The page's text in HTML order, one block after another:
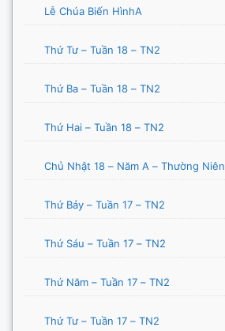
Lễ Chúa Biến HìnhA
Thứ Tư – Tuần 18 – TN2
Thứ Ba – Tuần 18 – TN2
Thứ Hai – Tuần 18 – TN2
Chủ Nhật 18 – Năm A – Thường Niên
Thứ Bảy – Tuần 17 – TN2
Thứ Sáu – Tuần 17 – TN2
Thứ Năm – Tuần 17 – TN2
Thứ Tư – Tuần 17 – TN2